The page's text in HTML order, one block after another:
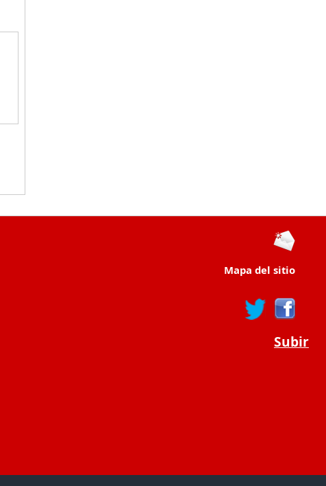
Mapa del sitio
Subir